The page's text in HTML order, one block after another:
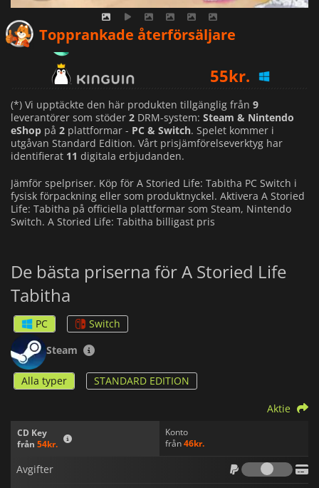
Topprankade återförsäljare
54kr.
55kr.
99kr.
(*) Vi upptäckte den här produkten tillgänglig från 9
leverantörer som stöder 2 DRM-system: Steam & Nintendo
eShop på 2 plattformar - PC & Switch. Spelet kommer i
utgåvan Standard Edition. Vårt prisjämförelseverktyg har
identifierat 11 digitala erbjudanden.
Jämför spelpriser. Köp för A Storied Life: Tabitha PC Switch i
fysisk förpackning eller som produktnyckel. Aktivera A Storied
Life: Tabitha på officiella plattformar som Steam, Nintendo
Switch. A Storied Life: Tabitha billigast pris
De bästa priserna för A Storied Life
Tabitha
PC
Switch
Steam
Alla typer STANDARD EDITION
CD Key
från 54kr.
Konto
från46kr.
Aktie
Avgifter